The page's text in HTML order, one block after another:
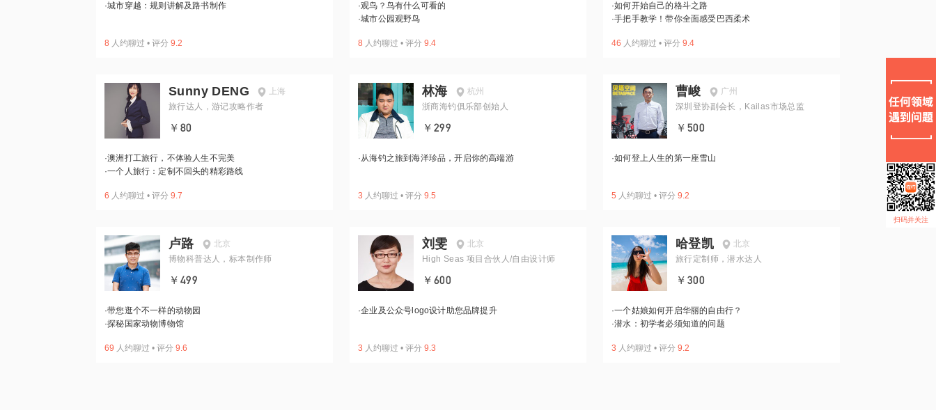
·城市穿越：规则讲解及路书制作
8 人约聊过 • 评分 9.2
·观鸟？鸟有什么可看的
·城市公园观野鸟
8 人约聊过 • 评分 9.4
·如何开始自己的格斗之路
·手把手教学！带你全面感受巴西柔术
46 人约聊过 • 评分 9.4
Sunny DENG
上海
旅行达人，游记攻略作者
￥80
·澳洲打工旅行，不体验人生不完美
·一个人旅行：定制不回头的精彩路线
6 人约聊过 • 评分 9.7
林海
杭州
浙商海钓俱乐部创始人
￥299
·从海钓之旅到海洋珍品，开启你的高端游
3 人约聊过 • 评分 9.5
曹峻
广州
深圳登协副会长，Kailas市场总监
￥500
·如何登上人生的第一座雪山
5 人约聊过 • 评分 9.2
卢路
北京
博物科普达人，标本制作师
￥499
·带您逛个不一样的动物园
·探秘国家动物博物馆
69 人约聊过 • 评分 9.6
刘雯
北京
High Seas 项目合伙人/自由设计师
￥600
·企业及公众号logo设计助您品牌提升
3 人约聊过 • 评分 9.3
哈登凯
北京
旅行定制师，潜水达人
￥300
·一个姑娘如何开启华丽的自由行？
·潜水：初学者必须知道的问题
3 人约聊过 • 评分 9.2
扫码并关注